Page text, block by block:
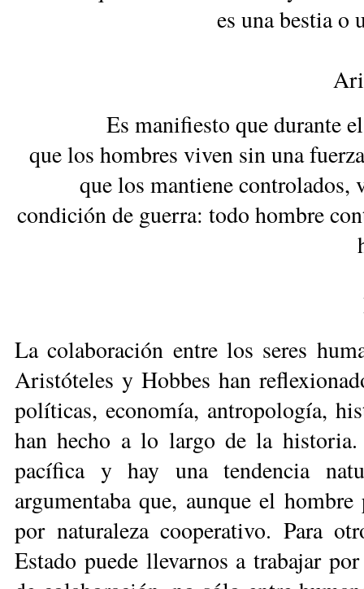
es una bestia o
Es manifiesto que durante
que los hombres viven sin una
que los mantiene controlados,
condición de guerra: todo hombre
La colaboración entre los seres
Aristóteles y Hobbes han
políticas, economía, antropología,
han hecho a lo largo de la historia.
pacífica y hay una tendencia
argumentaba que, aunque el
por naturaleza cooperativo. Para
Estado puede llevarnos a trabajar